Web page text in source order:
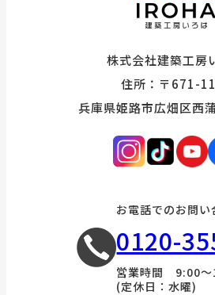
株式会社建築工房
住所：〒671-
兵庫県姫路市広畑区西
お電話でのお問い
0120-
営業時間 9:00～
(定休日：水曜)